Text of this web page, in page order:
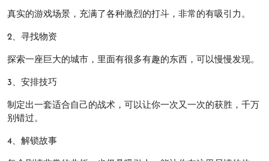
真实的游戏场景，充满了各种激烈的打斗，非常的有吸引力。
2、寻找物资
探索一座巨大的城市，里面有很多有趣的东西，可以慢慢发现。
3、安排技巧
制定出一套适合自己的战术，可以让你一次又一次的获胜，千万
别错过。
4、解锁故事